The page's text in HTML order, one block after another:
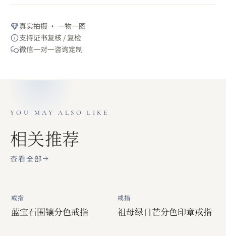
真实拍摄 · 一物一图
支持证书复核 / 复检
微信一对一咨询定制
YOU MAY ALSO LIKE
相关推荐
查看全部
戒指
蓝宝石围镶分色戒指
戒指
祖母绿日芒分色印章戒指